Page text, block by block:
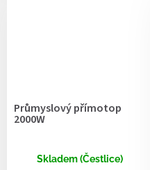
Průmyslový přímotop
2000W
Skladem (Čestlice)